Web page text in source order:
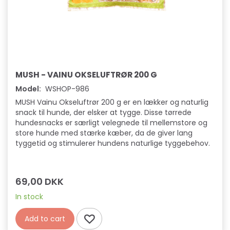
MUSH - VAINU OKSELUFTRØR 200 G
Model: WSHOP-986
M
U
S
V
a
i
MUSH Vainu Okseluftrør 200 g er en lækker og naturlig
snack til hunde, der elsker at tygge. Disse tørrede
hundesnacks er særligt velegnede til mellemstore og
store hunde med stærke kæber, da de giver lang
tyggetid og stimulerer hundens naturlige tyggebehov.
69,00 DKK
In stock
Add to cart